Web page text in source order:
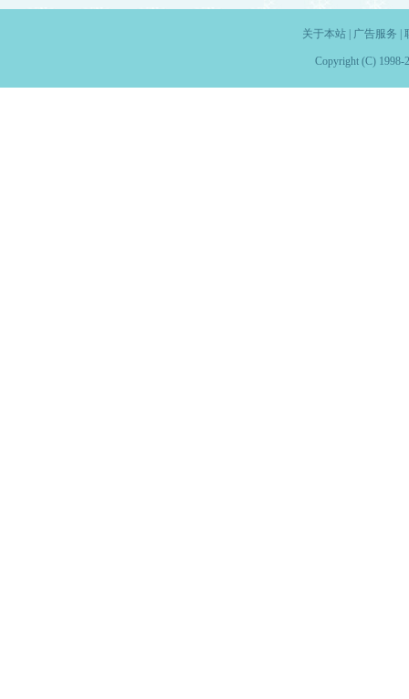
关于本站| 广告服务
Copyright (C) 1998-